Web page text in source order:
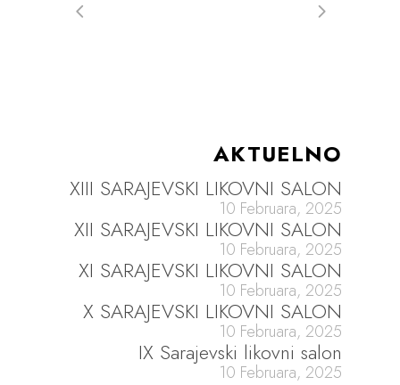
AKTUELNO
XIII SARAJEVSKI LIKOVNI SALON
10 Februara, 2025
XII SARAJEVSKI LIKOVNI SALON
10 Februara, 2025
XI SARAJEVSKI LIKOVNI SALON
10 Februara, 2025
X SARAJEVSKI LIKOVNI SALON
10 Februara, 2025
IX Sarajevski likovni salon
10 Februara, 2025